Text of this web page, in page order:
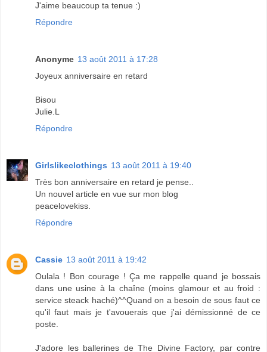
J'aime beaucoup ta tenue :)
Répondre
Anonyme 13 août 2011 à 17:28
Joyeux anniversaire en retard
Bisou
Julie.L
Répondre
Girlslikeclothings 13 août 2011 à 19:40
Très bon anniversaire en retard je pense..
Un nouvel article en vue sur mon blog
peacelovekiss.
Répondre
Cassie 13 août 2011 à 19:42
Oulala ! Bon courage ! Ça me rappelle quand je bossais
dans une usine à la chaîne (moins glamour et au froid :
service steack haché)^^Quand on a besoin de sous faut ce
qu'il faut mais je t'avouerais que j'ai démissionné de ce
poste.
J'adore les ballerines de The Divine Factory, par contre